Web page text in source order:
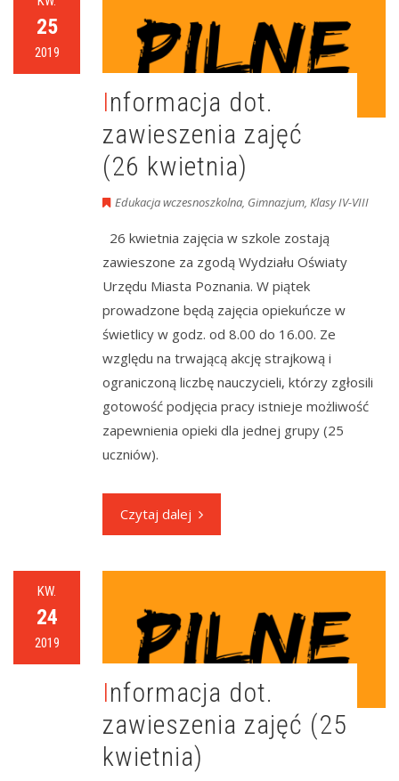
25
2019
Informacja dot.
zawieszenia zajęć
(26 kwietnia)
Edukacja wczesnoszkolna, Gimnazjum, Klasy IV-VIII
26 kwietnia zajęcia w szkole zostają
zawieszone za zgodą Wydziału Oświaty
Urzędu Miasta Poznania. W piątek
prowadzone będą zajęcia opiekuńcze w
świetlicy w godz. od 8.00 do 16.00. Ze
względu na trwającą akcję strajkową i
ograniczoną liczbę nauczycieli, którzy zgłosili
gotowość podjęcia pracy istnieje możliwość
zapewnienia opieki dla jednej grupy (25
uczniów).
Czytaj dalej
KW.
24
2019
Informacja dot.
zawieszenia zajęć (25
kwietnia)